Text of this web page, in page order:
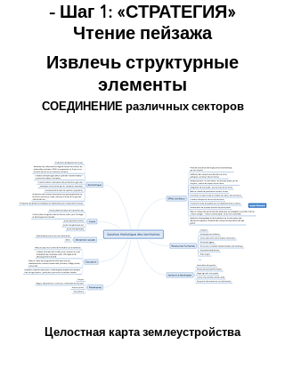
- Шаг 1: «СТРАТЕГИЯ»
Чтение пейзажа
Извлечь структурные
элементы
СОЕДИНЕНИЕ различных секторов
Целостная карта землеустройства